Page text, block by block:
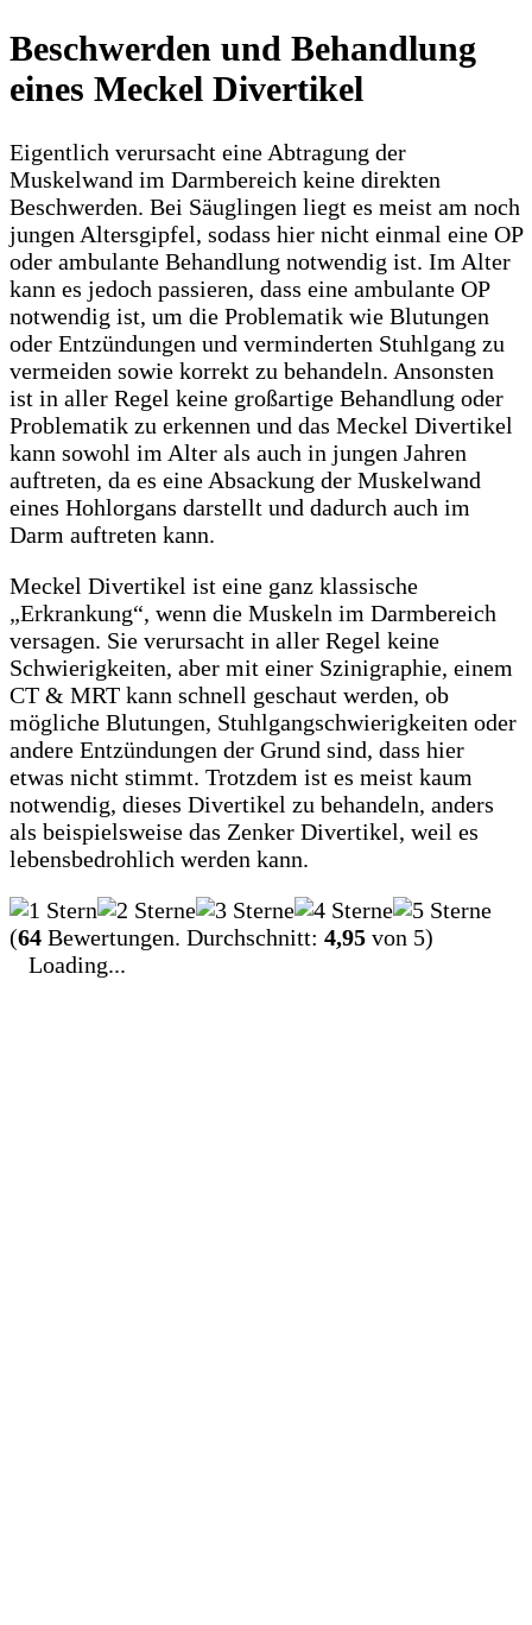
Beschwerden und Behandlung
eines Meckel Divertikel
Eigentlich verursacht eine Abtragung der
Muskelwand im Darmbereich keine direkten
Beschwerden. Bei Säuglingen liegt es meist am noch
jungen Altersgipfel, sodass hier nicht einmal eine OP
oder ambulante Behandlung notwendig ist. Im Alter
kann es jedoch passieren, dass eine ambulante OP
notwendig ist, um die Problematik wie Blutungen
oder Entzündungen und verminderten Stuhlgang zu
vermeiden sowie korrekt zu behandeln. Ansonsten
ist in aller Regel keine großartige Behandlung oder
Problematik zu erkennen und das Meckel Divertikel
kann sowohl im Alter als auch in jungen Jahren
auftreten, da es eine Absackung der Muskelwand
eines Hohlorgans darstellt und dadurch auch im
Darm auftreten kann.
Meckel Divertikel ist eine ganz klassische
„Erkrankung“, wenn die Muskeln im Darmbereich
versagen. Sie verursacht in aller Regel keine
Schwierigkeiten, aber mit einer Szinigraphie, einem
CT & MRT kann schnell geschaut werden, ob
mögliche Blutungen, Stuhlgangschwierigkeiten oder
andere Entzündungen der Grund sind, dass hier
etwas nicht stimmt. Trotzdem ist es meist kaum
notwendig, dieses Divertikel zu behandeln, anders
als beispielsweise das Zenker Divertikel, weil es
lebensbedrohlich werden kann.
(64 Bewertungen. Durchschnitt: 4,95 von 5)
Loading...